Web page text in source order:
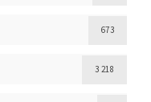
673
3 218